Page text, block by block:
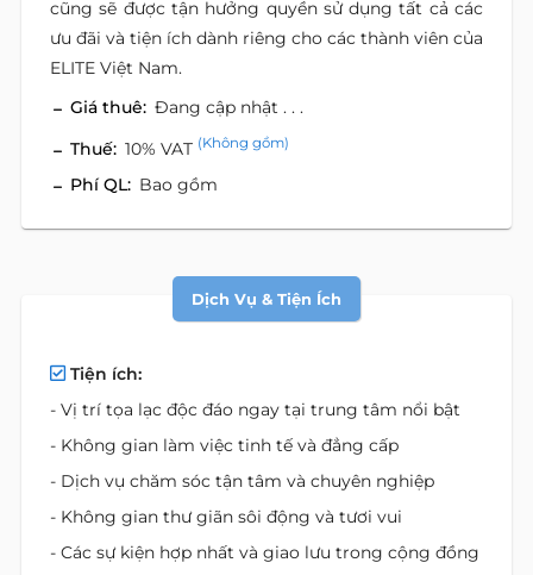
cũng sẽ được tận hưởng quyền sử dụng tất cả các
ưu đãi và tiện ích dành riêng cho các thành viên của
ELITE Việt Nam.
Giá thuê: Đang cập nhật . . .
Thuế: 10% VAT (Không gồm)
Phí QL: Bao gồm
Dịch Vụ & Tiện Ích
Tiện ích:
- Vị trí tọa lạc độc đáo ngay tại trung tâm nổi bật
- Không gian làm việc tinh tế và đẳng cấp
- Dịch vụ chăm sóc tận tâm và chuyên nghiệp
- Không gian thư giãn sôi động và tươi vui
- Các sự kiện hợp nhất và giao lưu trong cộng đồng